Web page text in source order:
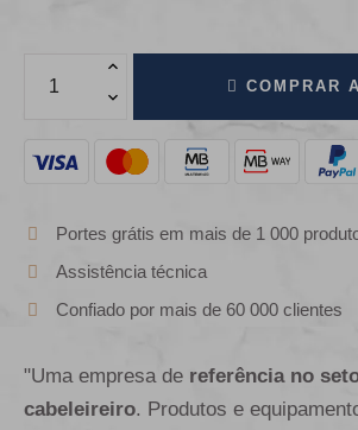
COMPRAR
Portes grátis em mais de 1 000
Assistência técnica
Confiado por mais de 60 000 clientes
"Uma empresa de referência no
cabeleireiro. Produtos e